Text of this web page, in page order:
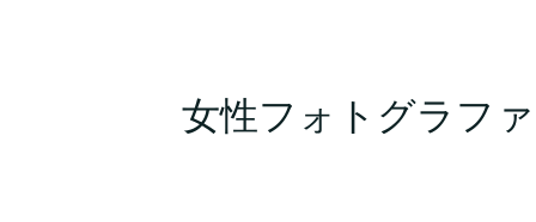
女性フォトグラフ